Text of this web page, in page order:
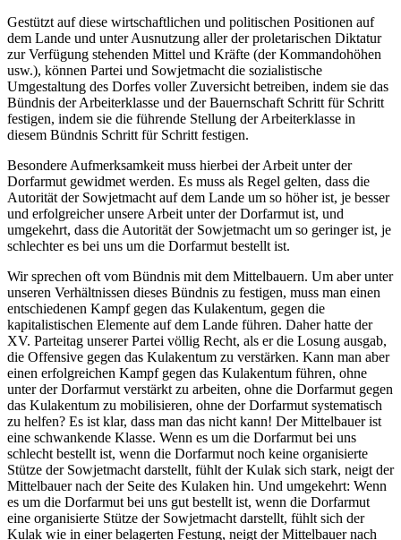
Gestützt auf diese wirtschaftlichen und politischen Positionen auf
dem Lande und unter Ausnutzung aller der proletarischen Diktatur
zur Verfügung stehenden Mittel und Kräfte (der Kommandohöhen
usw.), können Partei und Sowjetmacht die sozialistische
Umgestaltung des Dorfes voller Zuversicht betreiben, indem sie das
Bündnis der Arbeiterklasse und der Bauernschaft Schritt für Schritt
festigen, indem sie die führende Stellung der Arbeiterklasse in
diesem Bündnis Schritt für Schritt festigen.
Besondere Aufmerksamkeit muss hierbei der Arbeit unter der
Dorfarmut gewidmet werden. Es muss als Regel gelten, dass die
Autorität der Sowjetmacht auf dem Lande um so höher ist, je besser
und erfolgreicher unsere Arbeit unter der Dorfarmut ist, und
umgekehrt, dass die Autorität der Sowjetmacht um so geringer ist, je
schlechter es bei uns um die Dorfarmut bestellt ist.
Wir sprechen oft vom Bündnis mit dem Mittelbauern. Um aber unter
unseren Verhältnissen dieses Bündnis zu festigen, muss man einen
entschiedenen Kampf gegen das Kulakentum, gegen die
kapitalistischen Elemente auf dem Lande führen. Daher hatte der
XV. Parteitag unserer Partei völlig Recht, als er die Losung ausgab,
die Offensive gegen das Kulakentum zu verstärken. Kann man aber
einen erfolgreichen Kampf gegen das Kulakentum führen, ohne
unter der Dorfarmut verstärkt zu arbeiten, ohne die Dorfarmut gegen
das Kulakentum zu mobilisieren, ohne der Dorfarmut systematisch
zu helfen? Es ist klar, dass man das nicht kann! Der Mittelbauer ist
eine schwankende Klasse. Wenn es um die Dorfarmut bei uns
schlecht bestellt ist, wenn die Dorfarmut noch keine organisierte
Stütze der Sowjetmacht darstellt, fühlt der Kulak sich stark, neigt der
Mittelbauer nach der Seite des Kulaken hin. Und umgekehrt: Wenn
es um die Dorfarmut bei uns gut bestellt ist, wenn die Dorfarmut
eine organisierte Stütze der Sowjetmacht darstellt, fühlt sich der
Kulak wie in einer belagerten Festung, neigt der Mittelbauer nach